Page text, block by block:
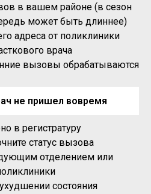
в вашем районе (в сезон
может быть длиннее)
адреса от поликлиники
врача
вызовы обрабатываются
не пришел вовремя
в регистратуру
статус вызова
отделением или
состояния